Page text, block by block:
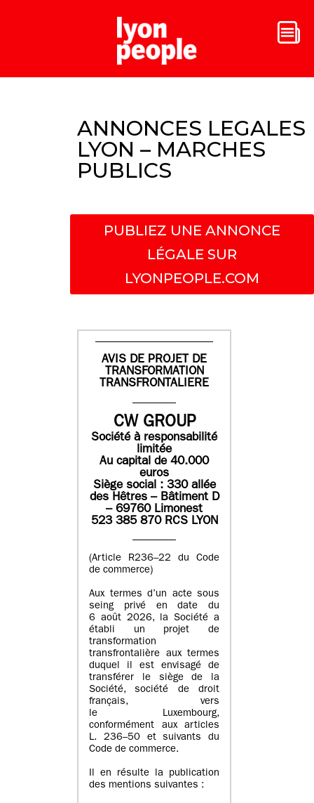
ANNONCES LEGALES
LYON – MARCHES
PUBLICS
PUBLIEZ UNE ANNONCE
LÉGALE SUR
LYONPEOPLE.COM
AVIS DE PROJET DE
TRANSFORMATION
TRANSFRONTALIERE
CW GROUP
Société à responsabilité
limitée
Au capital de 40.000
euros
Siège social : 330 allée
des Hêtres – Bâtiment D
– 69760 Limonest
523 385 870 RCS LYON
(Article R236–22 du Code
de commerce)
Aux termes d’un acte sous
seing privé en date du
6 août 2026, la Société a
établi un projet de
transformation
transfrontalière aux termes
duquel il est envisagé de
transférer le siège de la
Société, société de droit
français, vers
le Luxembourg,
conformément aux articles
L. 236–50 et suivants du
Code de commerce.
Il en résulte la publication
des mentions suivantes :